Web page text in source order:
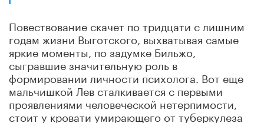
Повествование скачет по тридцати с лишним
годам жизни Выготского, выхватывая самые
яркие моменты, по задумке Бильжо,
сыгравшие значительную роль в
формировании личности психолога. Вот еще
мальчишкой Лев сталкивается с первыми
проявлениями человеческой нетерпимости,
стоит у кровати умирающего от туберкулеза